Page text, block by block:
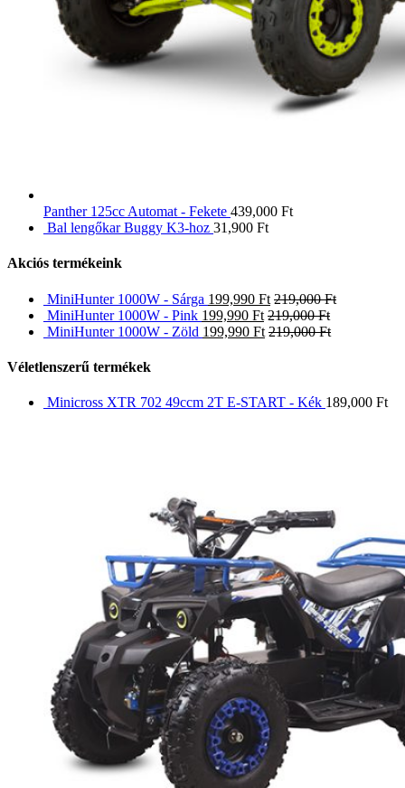
Panther 125cc Automat - Fekete 439,000 Ft
Bal lengőkar Buggy K3-hoz 31,900 Ft
Akciós termékeink
MiniHunter 1000W - Sárga 199,990 Ft 219,000Ft
MiniHunter 1000W - Pink 199,990 Ft 219,000Ft
MiniHunter 1000W - Zöld 199,990 Ft 219,000Ft
Véletlenszerű termékek
Minicross XTR 702 49ccm 2T E-START - Kék 189,000 Ft